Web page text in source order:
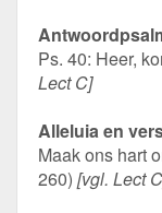
Ps. 40: Heer,
Lect C]
Alleluia en
Maak ons hart
260) [vgl. Lect